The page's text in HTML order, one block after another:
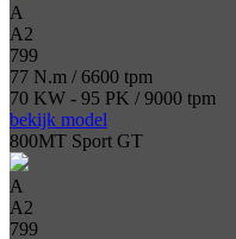
A
A2
799
77 N.m / 6600 tpm
70 KW - 95 PK / 9000 tpm
bekijk model
800MT Sport GT
A
A2
799